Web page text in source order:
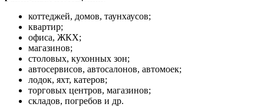
коттеджей, домов, таунхаусов;
квартир;
офиса, ЖКХ;
магазинов;
столовых, кухонных зон;
автосервисов, автосалонов, автомоек;
лодок, яхт, катеров;
торговых центров, магазинов;
складов, погребов и др.